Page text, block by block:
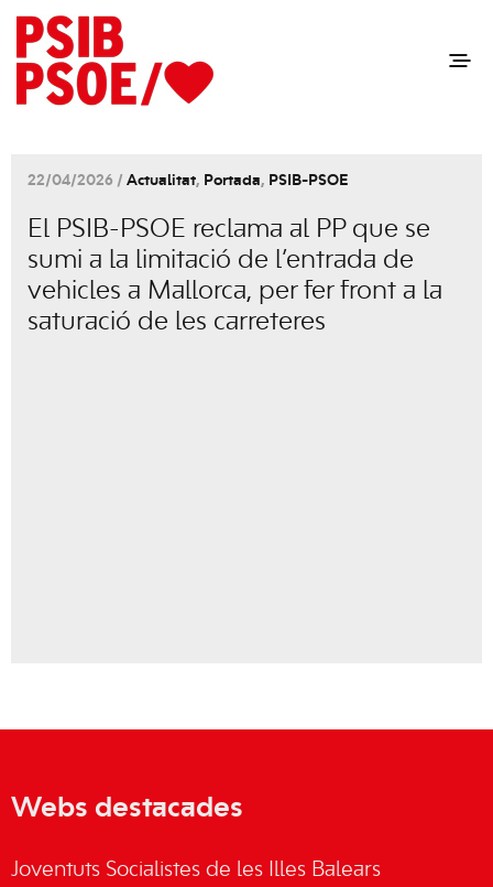
22/04/2026 / Actualitat, Portada, PSIB-PSOE
El PSIB-PSOE reclama al PP que se
sumi a la limitació de l’entrada de
vehicles a Mallorca, per fer front a la
saturació de les carreteres
Webs destacades
Joventuts Socialistes de les Illes Balears